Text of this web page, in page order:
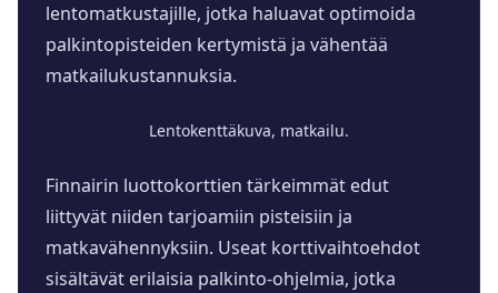
lentomatkustajille, jotka haluavat optimoida
palkintopisteiden kertymistä ja vähentää
matkailukustannuksia.
Lentokenttäkuva, matkailu.
Finnairin luottokorttien tärkeimmät edut
liittyvät niiden tarjoamiin pisteisiin ja
matkavähennyksiin. Useat korttivaihtoehdot
sisältävät erilaisia palkinto-ohjelmia, jotka